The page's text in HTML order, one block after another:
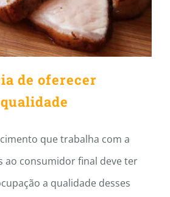
de oferecer
que trabalha com a
ao consumidor final deve ter
a qualidade desses